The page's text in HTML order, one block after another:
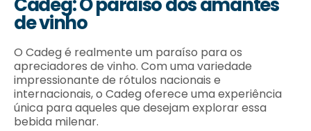
Cadeg: O paraíso dos amantes
de vinho
O Cadeg é realmente um paraíso para os
apreciadores de vinho. Com uma variedade
impressionante de rótulos nacionais e
internacionais, o Cadeg oferece uma experiência
única para aqueles que desejam explorar essa
bebida milenar.